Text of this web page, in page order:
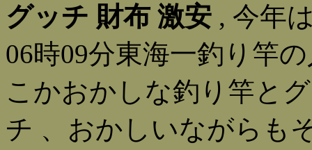
グッチ 財布 激安 , 今年
06時09分東海一釣り竿
こかおかしな釣り竿と
チ 、おかしいながらも